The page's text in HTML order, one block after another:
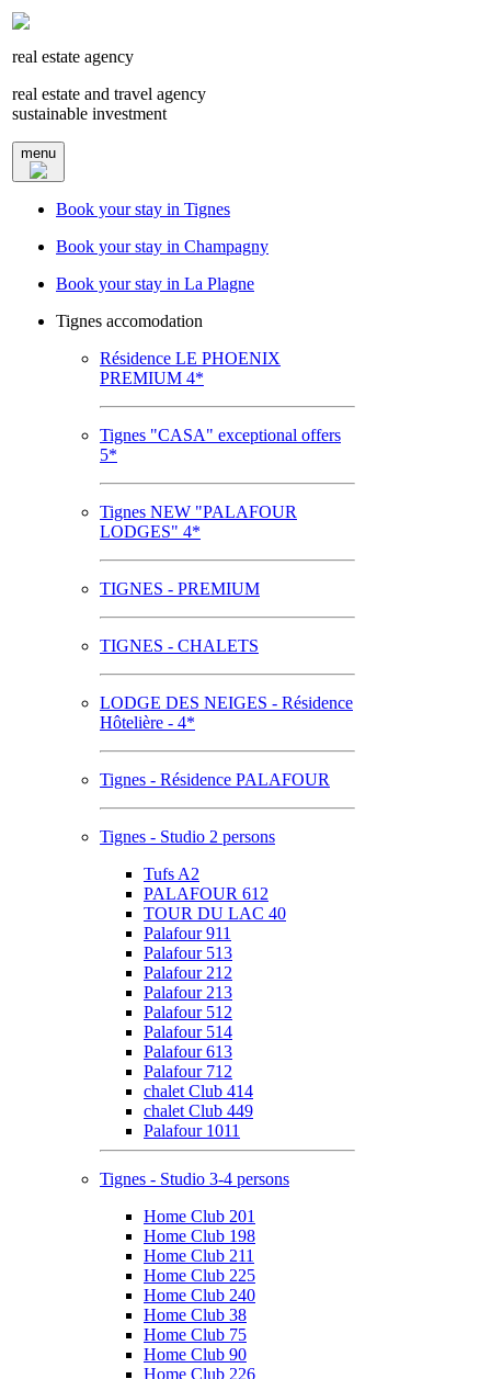
real estate agency
real estate and travel agency
sustainable investment
menu
Book your stay in Tignes
Book your stay in Champagny
Book your stay in La Plagne
Tignes accomodation
Résidence LE PHOENIX
PREMIUM 4*
Tignes "CASA" exceptional offers
5*
Tignes NEW "PALAFOUR
LODGES" 4*
TIGNES - PREMIUM
TIGNES - CHALETS
LODGE DES NEIGES - Résidence
Hôtelière - 4*
Tignes - Résidence PALAFOUR
Tignes - Studio 2 persons
Tufs A2
PALAFOUR 612
TOUR DU LAC 40
Palafour 911
Palafour 513
Palafour 212
Palafour 213
Palafour 512
Palafour 514
Palafour 613
Palafour 712
chalet Club 414
chalet Club 449
Palafour 1011
Tignes - Studio 3-4 persons
Home Club 201
Home Club 198
Home Club 211
Home Club 225
Home Club 240
Home Club 38
Home Club 75
Home Club 90
Home Club 226